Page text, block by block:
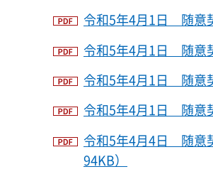
令和5年4月1日 随意
令和5年4月1日 随意
令和5年4月1日 随意
令和5年4月1日 随意
令和5年4月4日 随意
94KB）